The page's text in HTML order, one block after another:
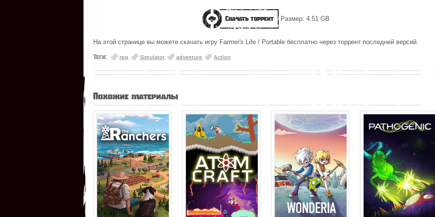
Скачать торрент Размер: 4.51 GB
На этой странице вы можете скачать игру Farmer's Life / Portable бесплатно через торрент последней версий.
Теги: rpg Simulator adventure Action
Похожие материалы